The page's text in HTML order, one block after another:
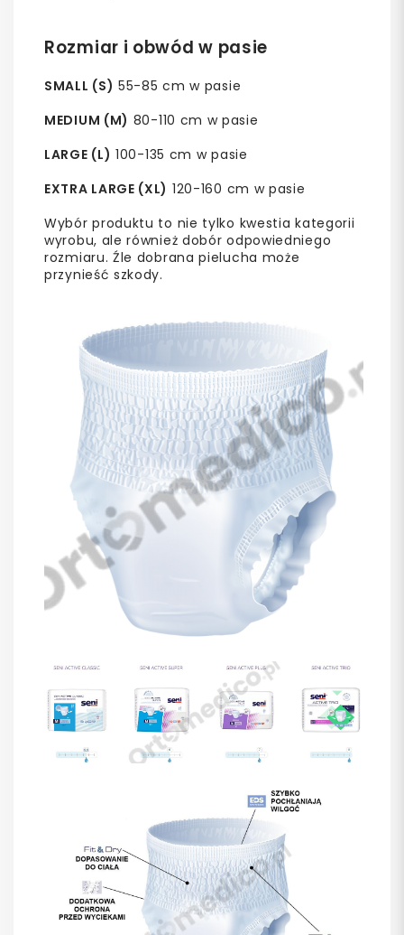
Rozmiar i obwód w pasie
SMALL (S) 55-85 cm w pasie
MEDIUM (M) 80-110 cm w pasie
LARGE (L) 100-135 cm w pasie
EXTRA LARGE (XL) 120-160 cm w pasie
Wybór produktu to nie tylko kwestia kategorii
wyrobu, ale również dobór odpowiedniego
rozmiaru. Źle dobrana pielucha może
przynieść szkody.